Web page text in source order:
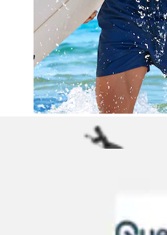
Farben
Stretch-Hose », 5-Pocket-